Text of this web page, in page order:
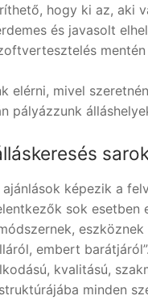
hogy ki az, aki
és javasolt
elérni, mivel
pályázzunk
képezik a
sok
embert
kvalitású,
minden